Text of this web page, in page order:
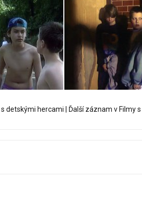
detskými hercami Ďalší záznam v Filmy